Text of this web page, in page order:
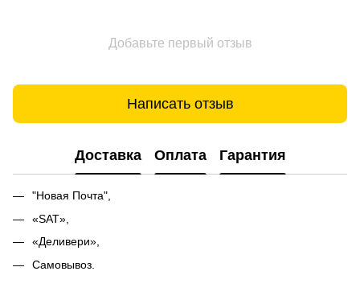
Добавьте первый отзыв
Написать отзыв
Доставка Оплата Гарантия
"Новая Почта",
«SAT»,
«Деливери»,
Самовывоз.